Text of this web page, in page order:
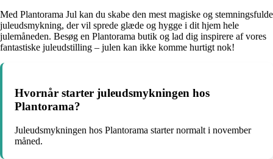
Med Plantorama Jul kan du skabe den mest magiske og stemningsfulde
juleudsmykning, der vil sprede glæde og hygge i dit hjem hele
julemåneden. Besøg en Plantorama butik og lad dig inspirere af vores
fantastiske juleudstilling – julen kan ikke komme hurtigt nok!
Hvornår starter juleudsmykningen hos
Plantorama?
Juleudsmykningen hos Plantorama starter normalt i november
måned.